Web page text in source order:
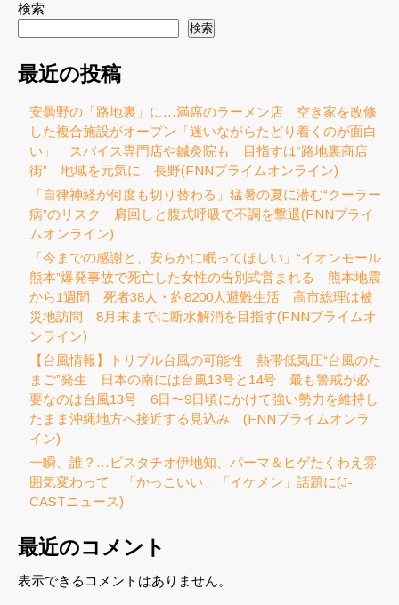
検索
検索
最近の投稿
安曇野の「路地裏」に…満席のラーメン店 空き家を改修
した複合施設がオープン「迷いながらたどり着くのが面白
い」 スパイス専門店や鍼灸院も 目指すは“路地裏商店
街” 地域を元気に 長野(FNNプライムオンライン)
「自律神経が何度も切り替わる」猛暑の夏に潜む“クーラー
病”のリスク 肩回しと腹式呼吸で不調を撃退(FNNプライ
ムオンライン)
「今までの感謝と、安らかに眠ってほしい」“イオンモール
熊本”爆発事故で死亡した女性の告別式営まれる 熊本地震
から1週間 死者38人・約8200人避難生活 高市総理は被
災地訪問 8月末までに断水解消を目指す(FNNプライムオ
ンライン)
【台風情報】トリプル台風の可能性 熱帯低気圧“台風のた
まご”発生 日本の南には台風13号と14号 最も警戒が必
要なのは台風13号 6日〜9日頃にかけて強い勢力を維持し
たまま沖縄地方へ接近する見込み (FNNプライムオンラ
イン)
一瞬、誰？…ピスタチオ伊地知、パーマ＆ヒゲたくわえ雰
囲気変わって 「かっこいい」「イケメン」話題に(J-
CASTニュース)
最近のコメント
表示できるコメントはありません。